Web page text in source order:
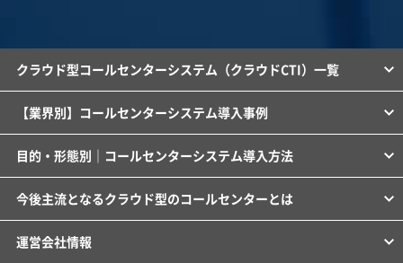
クラウド型コールセンターシステム（クラウドCTI）一覧
【業界別】コールセンターシステム導入事例
目的・形態別｜コールセンターシステム導入方法
今後主流となるクラウド型のコールセンターとは
運営会社情報